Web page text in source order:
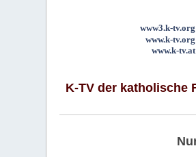
www3.k-tv.org
www.k-tv.org
www.k-tv.at
K-TV der katholische